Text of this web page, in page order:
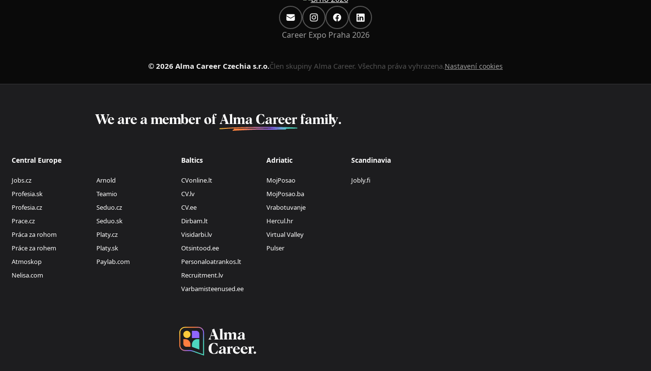
Career Expo Praha 2026
© 2026 Alma Career Czechia s.r.o.Člen skupiny Alma Career. Všechna práva vyhrazena.Nastavení cookies
We are a member of Alma Careerfamily.
Central Europe
Jobs.cz
Profesia.sk
Profesia.cz
Prace.cz
Práca za rohom
Práce za rohem
Atmoskop
Nelisa.com
Arnold
Teamio
Seduo.cz
Seduo.sk
Platy.cz
Platy.sk
Paylab.com
Baltics
CVonline.lt
CV.lv
CV.ee
Dirbam.lt
Visidarbi.lv
Otsintood.ee
Personaloatrankos.lt
Recruitment.lv
Varbamisteenused.ee
Adriatic
MojPosao
MojPosao.ba
Vrabotuvanje
Hercul.hr
Virtual Valley
Pulser
Scandinavia
Jobly.fi